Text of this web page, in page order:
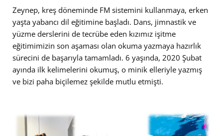
Zeynep, kreş döneminde FM sistemini kullanmaya, erken
yaşta yabancı dil eğitimine başladı. Dans, jimnastik ve
yüzme derslerini de tecrübe eden kızımız işitme
eğitimimizin son aşaması olan okuma yazmaya hazırlık
sürecini de başarıyla tamamladı. 6 yaşında, 2020 Şubat
ayında ilk kelimelerini okumuş, o minik elleriyle yazmış
ve bizi paha biçilemez şekilde mutlu etmişti.